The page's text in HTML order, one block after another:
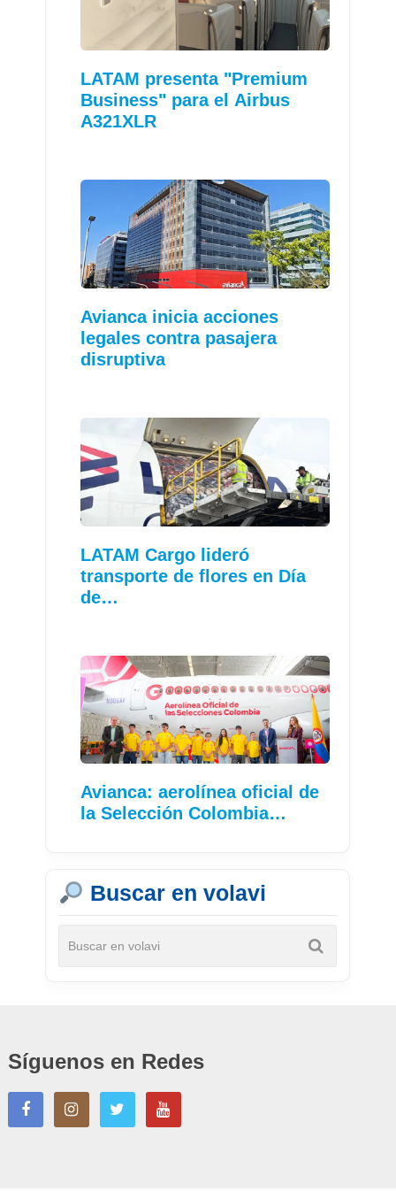
LATAM presenta "Premium
Business" para el Airbus
A321XLR
Avianca inicia acciones
legales contra pasajera
disruptiva
LATAM Cargo lideró
transporte de flores en Día
de…
Avianca: aerolínea oficial de
la Selección Colombia…
Buscar en volavi
Síguenos en Redes